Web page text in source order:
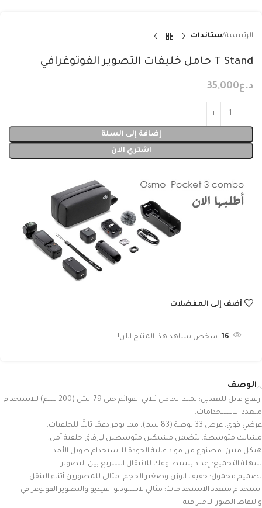
الرئيسية ستاندات
T Stand حامل خليفات التصوير الفوتوغرافي
د.ع35,000
إضافة إلى السلة
اشتري الآن
أضف إلى المفضلات
16 شخص يشاهد هذا المنتج الآن!
الوصف
ارتفاع قابل للتعديل: يمتد الحامل ثلاثي القوائم حتى 79 انش (200 سم) للاستخدام
متعدد الاستخدامات.
عرضي قوي: عرض 33 بوصة (83 سم)، مما يوفر دعمًا ثابتًا للخلفيات.
مشابك متوسطة: تتضمن مشبكين متوسطين لإرفاق خلفية آمن.
هيكل متين: مصنوع من مواد عالية الجودة للاستخدام طويل الأمد.
سهلة التجميع: إعداد بسيط وفك للانتقال السريع بين التصوير.
تصميم محمول: خفيف الوزن وصغير الحجم، مثالي للمصورين أثناء التنقل.
استخدام متعدد الاستخدامات: مثالي لاستوديو الفيديو والتصوير الفوتوغرافي
والتقاط الصور الاحترافية.